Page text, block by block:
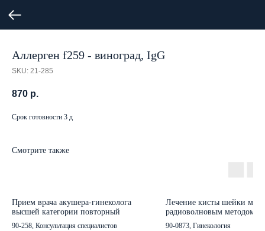
Аллерген f259 - виноград, IgG
SKU: 21-285
870 р.
Срок готовности 3 д
Смотрите также
Прием врача акушера-гинеколога
высшей категории повторный
90-258, Консультация специалистов
Лечение кисты шейки
радиоволновым методом
90-0873, Гинекология